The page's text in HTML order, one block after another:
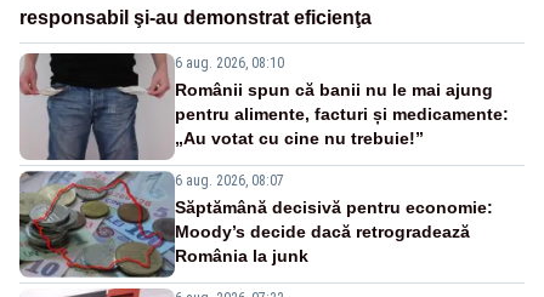
responsabil şi-au demonstrat eficienţa
6 aug. 2026, 08:10
Românii spun că banii nu le mai ajung
pentru alimente, facturi și medicamente:
„Au votat cu cine nu trebuie!”
6 aug. 2026, 08:07
Săptămână decisivă pentru economie:
Moody’s decide dacă retrogradează
România la junk